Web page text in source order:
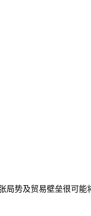
局势及贸易壁垒很可能